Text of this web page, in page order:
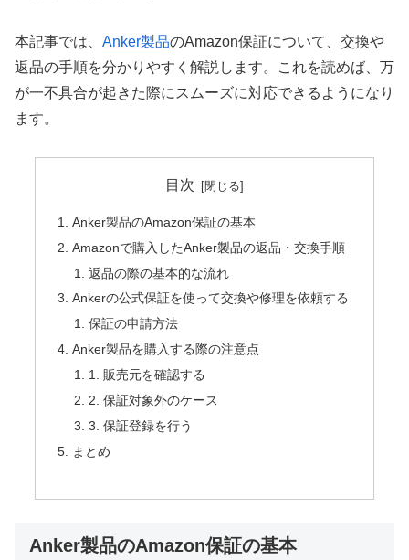
本記事では、 Anker製品のAmazon保証について、交換や
返品の手順を分かりやすく解説します。これを読めば、万
が一不具合が起きた際にスムーズに対応できるようになり
ます。
目次
Anker製品のAmazon保証の基本
Amazonで購入したAnker製品の返品・交換手順
返品の際の基本的な流れ
Ankerの公式保証を使って交換や修理を依頼する
保証の申請方法
Anker製品を購入する際の注意点
1. 販売元を確認する
2. 保証対象外のケース
3. 保証登録を行う
まとめ
Anker製品のAmazon保証の基本